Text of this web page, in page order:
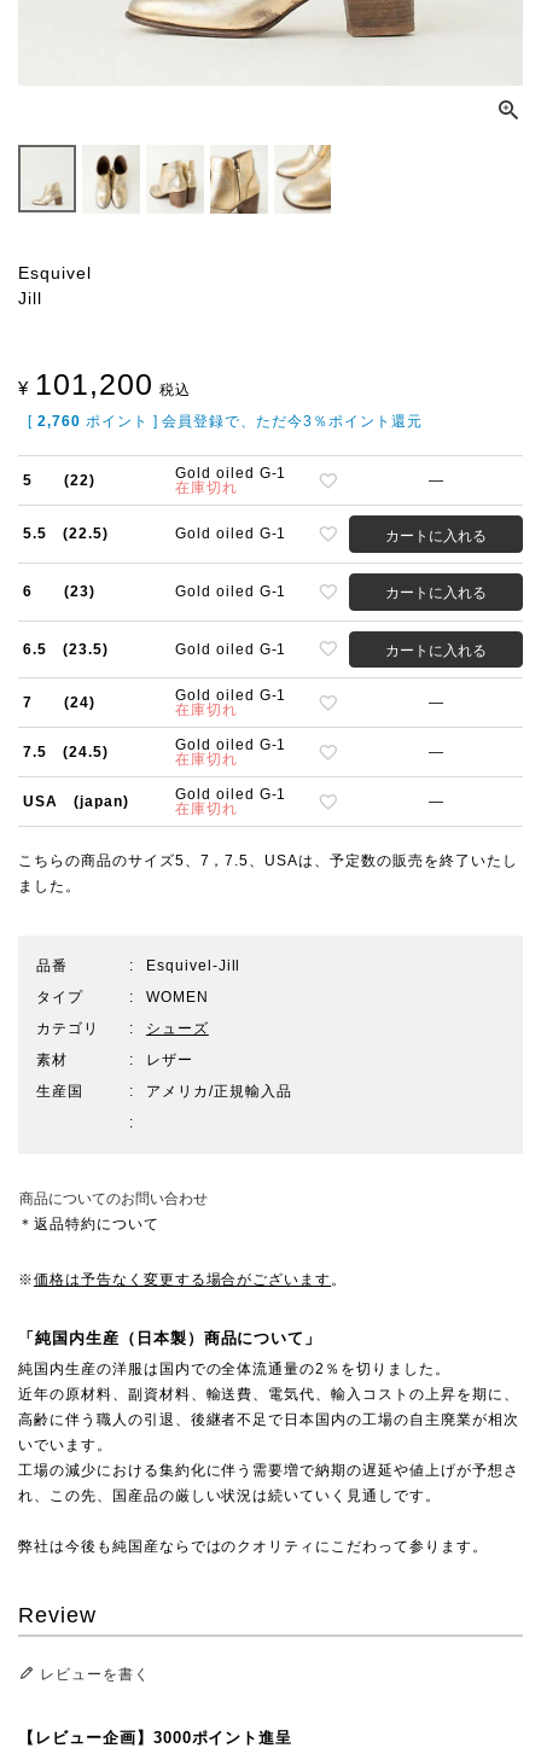
Esquivel
Jill
¥ 101,200 税込
[ 2,760 ポイント ] 会員登録で、ただ今3％ポイント還元
5 (22)
Gold oiled G-1
在庫切れ
—
5.5 (22.5) Gold oiled G-1 カートに入れる
6 (23) Gold oiled G-1 カートに入れる
6.5 (23.5) Gold oiled G-1 カートに入れる
7 (24)
Gold oiled G-1
在庫切れ
—
7.5 (24.5)
Gold oiled G-1
在庫切れ
—
USA (japan)
Gold oiled G-1
在庫切れ
—
こちらの商品のサイズ5、7，7.5、USAは、予定数の販売を終了いたし
ました。
品番
Esquivel-Jill
タイプ
WOMEN
カテゴリ
シューズ
素材
レザー
生産国
アメリカ/正規輸入品
商品についてのお問い合わせ
＊返品特約について
※価格は予告なく変更する場合がございます。
「純国内生産（日本製）商品について」
純国内生産の洋服は国内での全体流通量の2％を切りました。
近年の原材料、副資材料、輸送費、電気代、輸入コストの上昇を期に、
高齢に伴う職人の引退、後継者不足で日本国内の工場の自主廃業が相次
いでいます。
工場の減少における集約化に伴う需要増で納期の遅延や値上げが予想さ
れ、この先、国産品の厳しい状況は続いていく見通しです。
弊社は今後も純国産ならではのクオリティにこだわって参ります。
Review
レビューを書く
【レビュー企画】3000ポイント進呈